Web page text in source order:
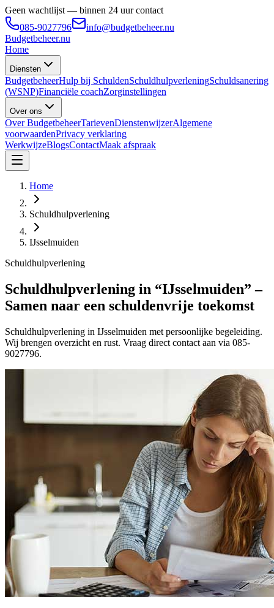
Geen wachtlijst — binnen 24 uur contact
085-9027796
info@budgetbeheer.nu
Budgetbeheer.nu
Home
Diensten
BudgetbeheerHulp bij SchuldenSchuldhulpverleningSchuldsanering
(WSNP)Financiële coachZorginstellingen
Over ons
Over BudgetbeheerTarievenDienstenwijzerAlgemene
voorwaardenPrivacy verklaring
WerkwijzeBlogsContactMaak afspraak
Home
Schuldhulpverlening
IJsselmuiden
Schuldhulpverlening
Schuldhulpverlening in “IJsselmuiden” –
Samen naar een schuldenvrije toekomst
Schuldhulpverlening in IJsselmuiden met persoonlijke begeleiding.
Wij brengen overzicht en rust. Vraag direct contact aan via 085-
9027796.